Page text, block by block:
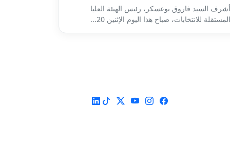
أشرف السيد فاروق بوعسكر، رئيس الهيئة العليا
المستقلة للانتخابات، صباح هذا اليوم الإثنين 20...